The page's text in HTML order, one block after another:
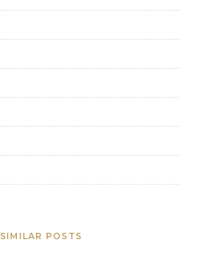
SIMILAR POSTS